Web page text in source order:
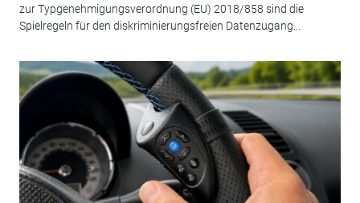
zur Typgenehmigungsverordnung (EU) 2018/858 sind die
Spielregeln für den diskriminierungsfreien Datenzugang...